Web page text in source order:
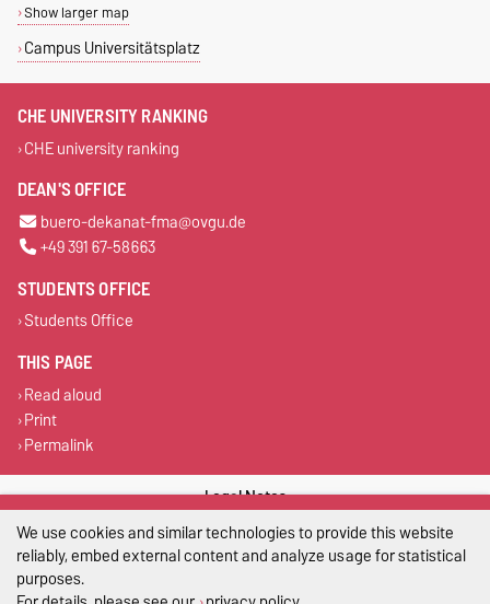
Show larger map
Campus Universitätsplatz
CHE UNIVERSITY RANKING
CHE university ranking
DEAN'S OFFICE
buero-dekanat-fma@ovgu.de
+49 391 67-58663
STUDENTS OFFICE
Students Office
THIS PAGE
Read aloud
Print
Permalink
Legal Notes
Privacy Policy
We use cookies and similar technologies to provide this website
reliably, embed external content and analyze usage for statistical
purposes.